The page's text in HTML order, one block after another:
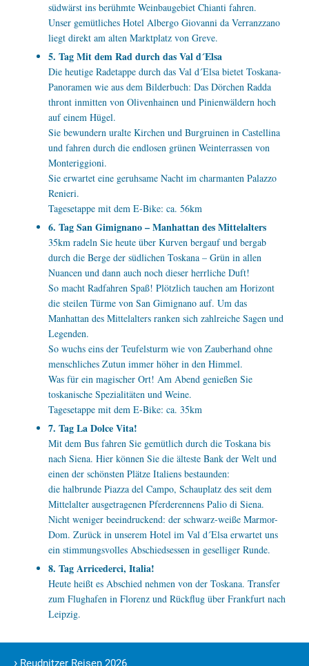
südwärst ins berühmte Weinbaugebiet Chianti fahren.
Unser gemütliches Hotel Albergo Giovanni da Verranzzano
liegt direkt am alten Marktplatz von Greve.
5. Tag Mit dem Rad durch das Val d´Elsa
Die heutige Radetappe durch das Val d´Elsa bietet Toskana-
Panoramen wie aus dem Bilderbuch: Das Dörchen Radda
thront inmitten von Olivenhainen und Pinienwäldern hoch
auf einem Hügel.
Sie bewundern uralte Kirchen und Burgruinen in Castellina
und fahren durch die endlosen grünen Weinterrassen von
Monteriggioni.
Sie erwartet eine geruhsame Nacht im charmanten Palazzo
Renieri.
Tagesetappe mit dem E-Bike: ca. 56km
6. Tag San Gimignano – Manhattan des Mittelalters
35km radeln Sie heute über Kurven bergauf und bergab
durch die Berge der südlichen Toskana – Grün in allen
Nuancen und dann auch noch dieser herrliche Duft!
So macht Radfahren Spaß! Plötzlich tauchen am Horizont
die steilen Türme von San Gimignano auf. Um das
Manhattan des Mittelalters ranken sich zahlreiche Sagen und
Legenden.
So wuchs eins der Teufelsturm wie von Zauberhand ohne
menschliches Zutun immer höher in den Himmel.
Was für ein magischer Ort! Am Abend genießen Sie
toskanische Spezialitäten und Weine.
Tagesetappe mit dem E-Bike: ca. 35km
7. Tag La Dolce Vita!
Mit dem Bus fahren Sie gemütlich durch die Toskana bis
nach Siena. Hier können Sie die älteste Bank der Welt und
einen der schönsten Plätze Italiens bestaunden:
die halbrunde Piazza del Campo, Schauplatz des seit dem
Mittelalter ausgetragenen Pferderennens Palio di Siena.
Nicht weniger beeindruckend: der schwarz-weiße Marmor-
Dom. Zurück in unserem Hotel im Val d´Elsa erwartet uns
ein stimmungsvolles Abschiedsessen in geselliger Runde.
8. Tag Arricederci, Italia!
Heute heißt es Abschied nehmen von der Toskana. Transfer
zum Flughafen in Florenz und Rückflug über Frankfurt nach
Leipzig.
›